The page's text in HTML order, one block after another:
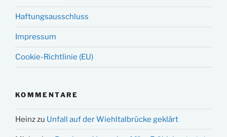
Haftungsausschluss
Impressum
Cookie-Richtlinie (EU)
KOMMENTARE
Heinzzu Unfall auf der Wiehltalbrücke geklärt